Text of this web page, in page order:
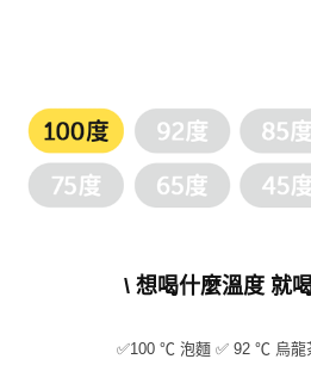
\ 想喝什麼溫度 就
✅100 ℃ 泡麵 ✅ 92 ℃ 烏